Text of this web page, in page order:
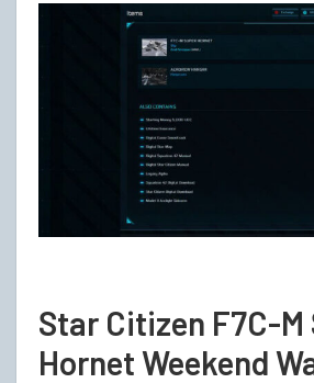
Star Citizen F7C-M
Hornet Weekend